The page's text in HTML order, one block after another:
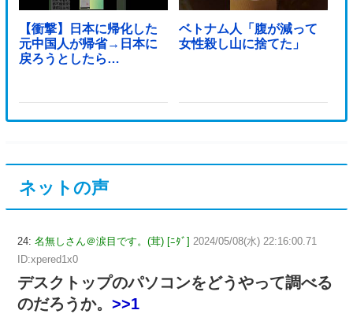
【衝撃】日本に帰化した
元中国人が帰省→日本に
戻ろうとしたら…
ベトナム人「腹が減って
女性殺し山に捨てた」
ネットの声
24: 名無しさん＠涙目です。(茸) [ﾆﾀﾞ] 2024/05/08(水) 22:16:00.71
ID:xpered1x0
デスクトップのパソコンをどうやって調べる
のだろうか。 >>1